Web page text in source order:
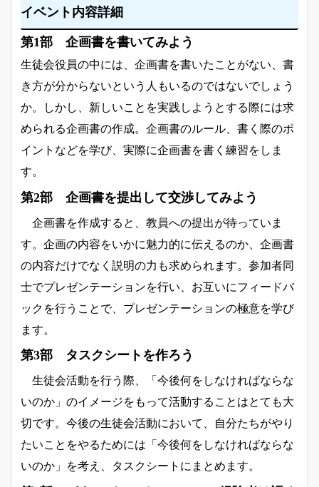
イベント内容詳細
第1部 企画書を書いてみよう
生徒会役員の中には、企画書を書いたことがない、書
き方が分からないという人もいるのではないでしょう
か。しかし、新しいことを実践しようとする際には求
められる企画書の作成。企画書のルール、書く際のポ
イントなどを学び、実際に企画書を書く練習をしま
す。
第2部 企画書を提出して交渉してみよう
企画書を作成すると、教員への提出が待っていま
す。企画の内容をいかに魅力的に伝えるのか、企画書
の内容だけでなく説明の力も求められます。参加者同
士でプレゼンテーションを行い、お互いにフィードバ
ックを行うことで、プレゼンテーションの極意を学び
ます。
第3部 タスクシートを作ろう
生徒会活動を行う際、「今後何をしなければならな
いのか」のイメージをもって活動することはとても大
切です。今後の生徒会活動において、自分たちがやり
たいことをやるためには「今後何をしなければならな
いのか」を考え、タスクシートにまとめます。